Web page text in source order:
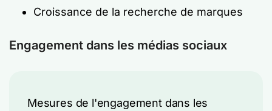
Croissance de la recherche de marques
Engagement dans les médias sociaux
Mesures de l'engagement dans les